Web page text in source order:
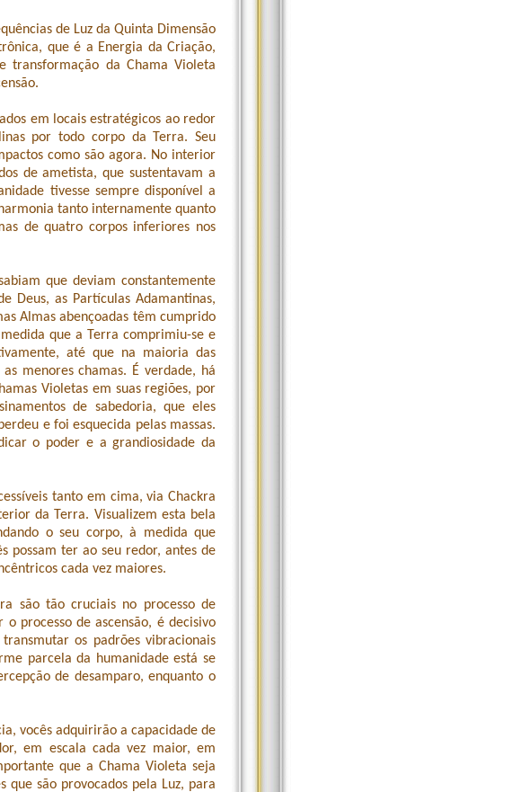
de Luz da Quinta Dimensão
que é a Energia da Criação,
transformação da Chama Violeta
em locais estratégicos ao redor
por todo corpo da Terra. Seu
como são agora. No interior
de ametista, que sustentavam a
tivesse sempre disponível a
tanto internamente quanto
de quatro corpos inferiores nos
que deviam constantemente
Deus, as Partículas Adamantinas,
Almas abençoadas têm cumprido
que a Terra comprimiu-se e
até que na maioria das
menores chamas. É verdade, há
Violetas em suas regiões, por
de sabedoria, que eles
e foi esquecida pelas massas.
o poder e a grandiosidade da
tanto em cima, via Chackra
da Terra. Visualizem esta bela
o seu corpo, à medida que
possam ter ao seu redor, antes de
cada vez maiores.
são tão cruciais no processo de
processo de ascensão, é decisivo
os padrões vibracionais
parcela da humanidade está se
de desamparo, enquanto o
vocês adquirirão a capacidade de
em escala cada vez maior, em
que a Chama Violeta seja
que são provocados pela Luz, para